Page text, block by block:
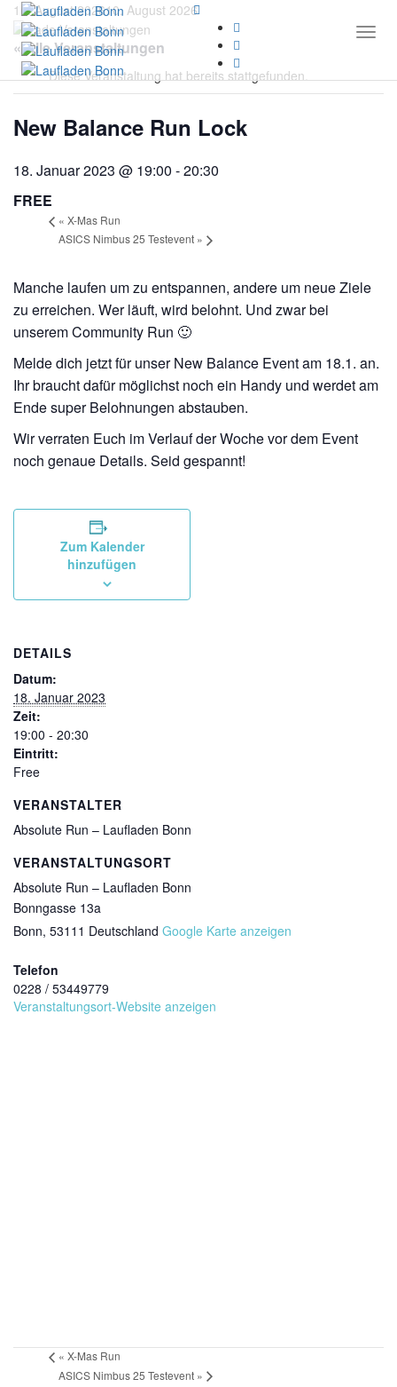
10. August 202610. August 2026
« Alle Veranstaltungen
Diese Veranstaltung hat bereits stattgefunden.
New Balance Run Lock
18. Januar 2023 @ 19:00 -20:30
FREE
« X-Mas Run
ASICS Nimbus 25 Testevent »
Manche laufen um zu entspannen, andere um neue Ziele
zu erreichen. Wer läuft, wird belohnt. Und zwar bei
unserem Community Run 🙂
Melde dich jetzt für unser New Balance Event am 18.1. an.
Ihr braucht dafür möglichst noch ein Handy und werdet am
Ende super Belohnungen abstauben.
Wir verraten Euch im Verlauf der Woche vor dem Event
noch genaue Details. Seid gespannt!
Zum Kalender
hinzufügen
DETAILS
Datum:
18. Januar 2023
Zeit:
19:00 - 20:30
Eintritt:
Free
VERANSTALTER
Absolute Run – Laufladen Bonn
VERANSTALTUNGSORT
Absolute Run – Laufladen Bonn
Bonngasse 13a
Bonn, 53111 Deutschland Google Karte anzeigen
Telefon
0228 / 53449779
Veranstaltungsort-Website anzeigen
« X-Mas Run
ASICS Nimbus 25 Testevent »